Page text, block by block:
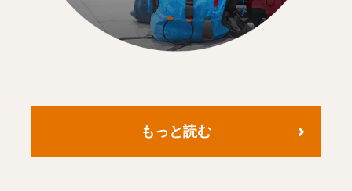
もっと読む